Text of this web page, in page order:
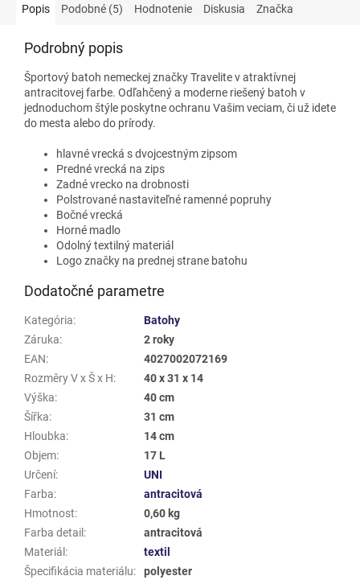
Popis Podobné (5) Hodnotenie Diskusia Značka
Podrobný popis
Športový batoh nemeckej značky Travelite v atraktívnej
antracitovej farbe. Odľahčený a moderne riešený batoh v
jednoduchom štýle poskytne ochranu Vašim veciam, či už idete
do mesta alebo do prírody.
hlavné vrecká s dvojcestným zipsom
Predné vrecká na zips
Zadné vrecko na drobnosti
Polstrované nastaviteľné ramenné popruhy
Bočné vrecká
Horné madlo
Odolný textilný materiál
Logo značky na prednej strane batohu
Dodatočné parametre
Kategória:
Batohy
Záruka:
2 roky
EAN:
4027002072169
Rozměry V x Š x H:
40 x 31 x 14
Výška:
40 cm
Šířka:
31 cm
Hloubka:
14 cm
Objem:
17 L
Určení:
UNI
Farba:
antracitová
Hmotnost:
0,60 kg
Farba detail :
antracitová
Materiál :
textil
Špecifikácia materiálu:
polyester